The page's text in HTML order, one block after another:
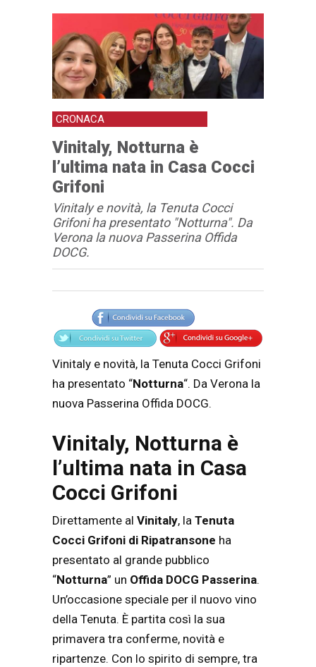
CRONACA
Vinitaly, Notturna è
l’ultima nata in Casa Cocci
Grifoni
Vinitaly e novità, la Tenuta Cocci
Grifoni ha presentato "Notturna". Da
Verona la nuova Passerina Offida
DOCG.
Articolo
Testo articolo principale
Vinitaly e novità, la Tenuta Cocci Grifoni
ha presentato “Notturna“. Da Verona la
nuova Passerina Offida DOCG.
Vinitaly, Notturna è
l’ultima nata in Casa
Cocci Grifoni
Direttamente al Vinitaly, la Tenuta
Cocci Grifoni di Ripatransone ha
presentato al grande pubblico
“Notturna” un Offida DOCG Passerina.
Un’occasione speciale per il nuovo vino
della Tenuta. È partita così la sua
primavera tra conferme, novità e
ripartenze. Con lo spirito di sempre, tra